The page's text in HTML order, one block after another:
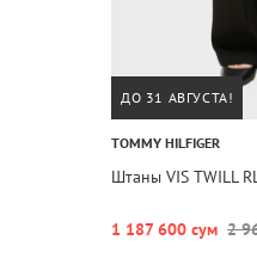
ДО 31 АВГУСТА!
TOMMY HILFIGER
Штаны VIS TWILL
1 187 600 сум 2